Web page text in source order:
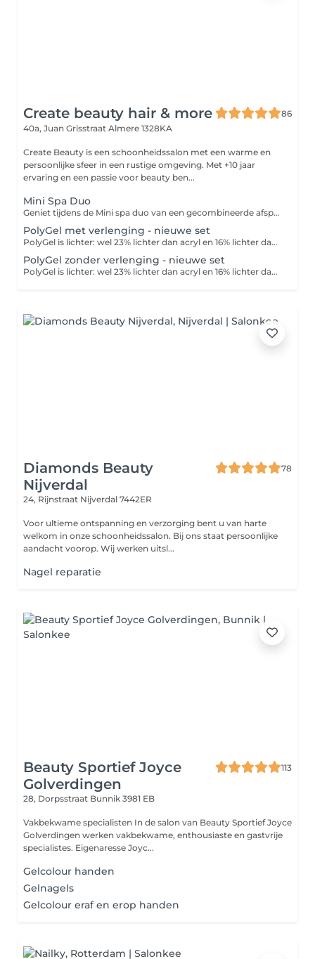
Create beauty hair & more
86
40a, Juan Grisstraat Almere 1328KA
Create Beauty is een schoonheidssalon met een warme en
persoonlijke sfeer in een rustige omgeving. Met +10 jaar
ervaring en een passie voor beauty ben...
Mini Spa Duo
Geniet tijdens de Mini spa duo van een gecombineerde afspraak voor het opvullen van je kunstnagels en een heerlijke basis pedicure !
PolyGel met verlenging - nieuwe set
PolyGel is lichter: wel 23% lichter dan acryl en 16% lichter dan traditionele hard gels. PolyGel is ook sterker dan hard gels en flexibeler dan acryl producten, zonder lifting of loslaten. Bovendien is het product geheel geurvrij. Geniet van dunnere sterkere nagels voor 3 a 4 weken lang met Polygel ! French manicure + €12 Nail art (2 nagels) + €7 Nail art (hele hand) + €15 Laat bij het boeken weten of je extra's wilt toevoegen, zodat we voldoende tijd kunnen inplannen.
PolyGel zonder verlenging - nieuwe set
PolyGel is lichter: wel 23% lichter dan acryl en 16% lichter dan traditionele hard gels. PolyGel is ook sterker dan hard gels en flexibeler dan acryl producten, zonder lifting of loslaten. Bovendien is het product geheel geurvrij. Geniet van dunnere sterkere nagels voor 3 a 4 weken lang met Polygel ! Hierbij wordt de polygel direct op uw eigen nagels geplaatst ter versteviging van uw natuurlijke nagel na het krijgen van een korte Manicure. Ook bij deze behandeling kunt u kiezen voor babyboom , french of kleurlak POLYGEL (10,- extra voor babyboom of french)
Diamonds Beauty
Nijverdal
78
24, Rijnstraat Nijverdal 7442ER
Voor ultieme ontspanning en verzorging bent u van harte
welkom in onze schoonheidssalon. Bij ons staat persoonlijke
aandacht voorop. Wij werken uitsl...
Nagel reparatie
Beauty Sportief Joyce
Golverdingen
113
28, Dorpsstraat Bunnik 3981 EB
Vakbekwame specialisten In de salon van Beauty Sportief Joyce
Golverdingen werken vakbekwame, enthousiaste en gastvrije
specialistes. Eigenaresse Joyc...
Gelcolour handen
Gelnagels
Gelcolour eraf en erop handen